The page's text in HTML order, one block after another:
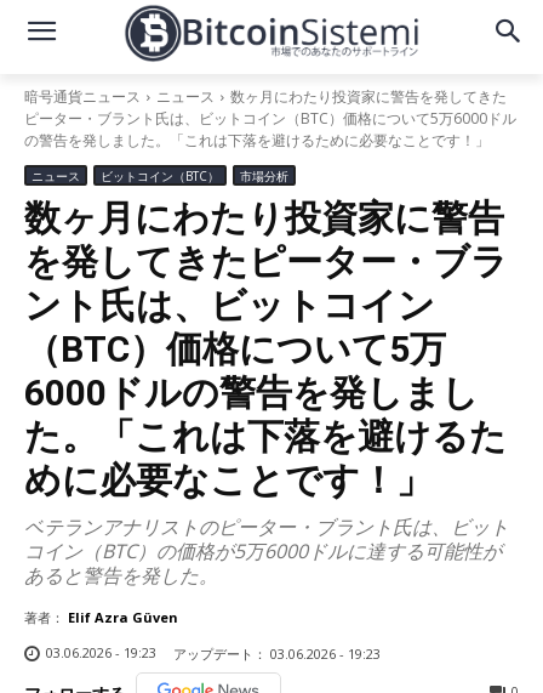
暗号通貨ニュース ニュース
数ヶ月にわたり投資家に警告を発してきた
ピーター・ブラント氏は、ビットコイン（BTC）価格について5万6000ドル
の警告を発しました。「これは下落を避けるために必要なことです！」
ニュース ビットコイン（BTC） 市場分析
数ヶ月にわたり投資家に警告
を発してきたピーター・ブラ
ント氏は、ビットコイン
（BTC）価格について5万
6000ドルの警告を発しまし
た。「これは下落を避けるた
めに必要なことです！」
ベテランアナリストのピーター・ブラント氏は、ビット
コイン（BTC）の価格が5万6000ドルに達する可能性が
あると警告を発した。
著者： Elif Azra Güven
03.06.2026 - 19:23
アップデート： 03.06.2026 - 19:23